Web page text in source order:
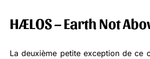
HÆLOS – Earth Not
La deuxième petite exception de ce